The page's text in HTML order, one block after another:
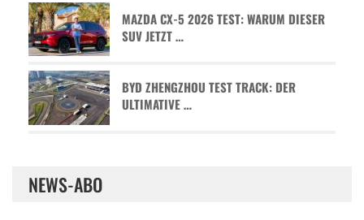
MAZDA CX-5 2026 TEST: WARUM DIESER
SUV JETZT …
BYD ZHENGZHOU TEST TRACK: DER
ULTIMATIVE …
NEWS-ABO